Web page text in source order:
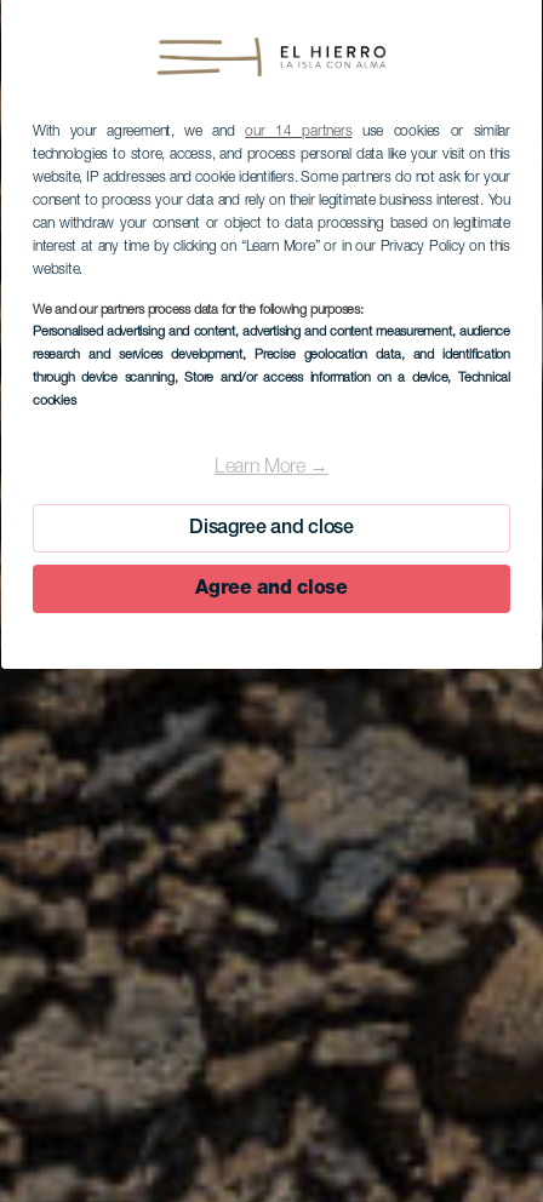
With your agreement, we andour 14 partnersuse cookies or similar
technologies to store, access, and process personal data like your visit on this
website, IP addresses and cookie identifiers. Some partners do not ask for your
consent to process your data and rely on their legitimate business interest. You
can withdraw your consent or object to data processing based on legitimate
interest at any time by clicking on “Learn More” or in our Privacy Policy on this
website.
We and our partners process data for the following purposes:
Personalised advertising and content, advertising and content measurement, audience
research and services development, Precise geolocation data, and identification
through device scanning, Store and/or access information on a device, Technical
cookies
Learn More →
Disagree and close
Agree and close